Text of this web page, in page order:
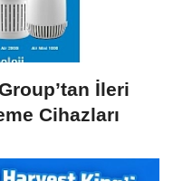
İleri
Cihazları